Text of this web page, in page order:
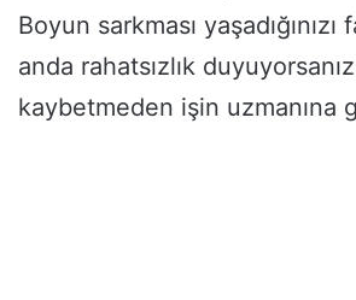
Boyun sarkması
anda rahatsızlık
kaybetmeden işin uzmanına